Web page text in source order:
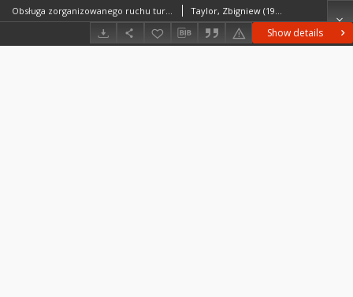
Show details
Obsługa zorganizowanego ruchu turystycznego w Polsce = The servicing of organised tourism in Poland Obsługa zorganizowanego ruchu turystycznego w Polsce = The servicing of organised tourism in Poland Taylor, Zbigniew (1946– )Ciechański, Ariel